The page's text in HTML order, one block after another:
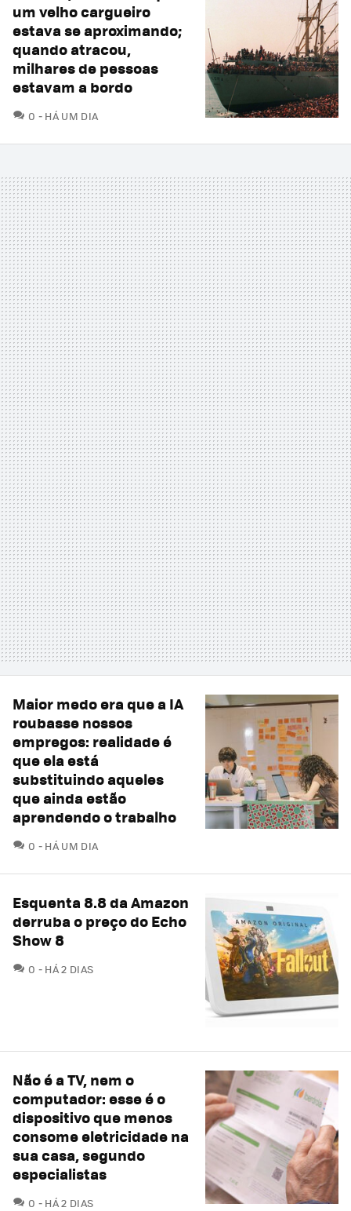
um velho cargueiro
estava se aproximando;
quando atracou,
milhares de pessoas
estavam a bordo
0 COMENTÁRIOS
HÁ UM DIA
Maior medo era que a IA
roubasse nossos
empregos: realidade é
que ela está
substituindo aqueles
que ainda estão
aprendendo o trabalho
0 COMENTÁRIOS
HÁ UM DIA
Esquenta 8.8 da Amazon
derruba o preço do Echo
Show 8
0 COMENTÁRIOS
HÁ 2 DIAS
Não é a TV, nem o
computador: esse é o
dispositivo que menos
consome eletricidade na
sua casa, segundo
especialistas
0 COMENTÁRIOS
HÁ 2 DIAS